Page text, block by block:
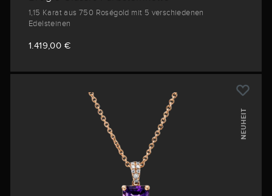
1,15 Karat aus 750 Roségold mit 5 verschiedenen
Edelsteinen
1.419,00 €
NEUHEIT